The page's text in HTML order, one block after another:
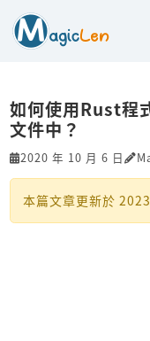
如何使用Rust程
文件中？
2020 年 10 月 6 日
本篇文章更新於